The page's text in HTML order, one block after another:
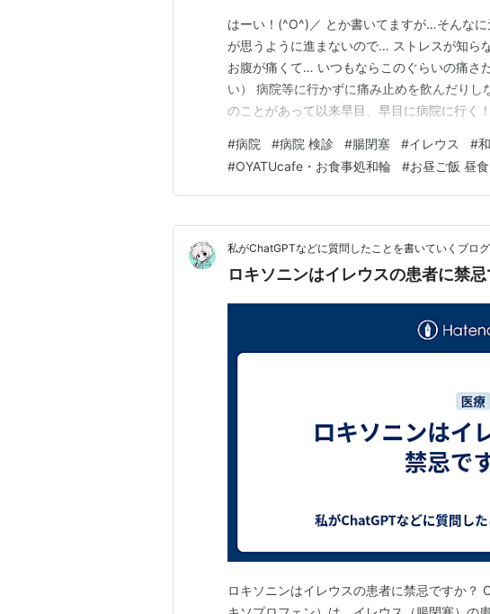
はーい！(^O^)／ とか書いてますが…そんな
が思うように進まないので… ストレスが知ら
お腹が痛くて… いつもならこのぐらいの痛さ
い） 病院等に行かずに痛み止めを飲んだり
のことがあって以来早目、早目に病院に行く
うに言われて…病院に行きました。 腸閉塞に
レントゲンで説明されました。 こちら↓↓…
#病院 #病院 検診 #腸閉塞 #イレウス #
#OYATUcafe・お食事処和輪 #お昼ご飯 昼食
私がChatGPTなどに質問したことを書いていくブログ
ロキソニンはイレウスの患者に禁忌
ロキソニンはイレウスの患者に禁忌ですか？